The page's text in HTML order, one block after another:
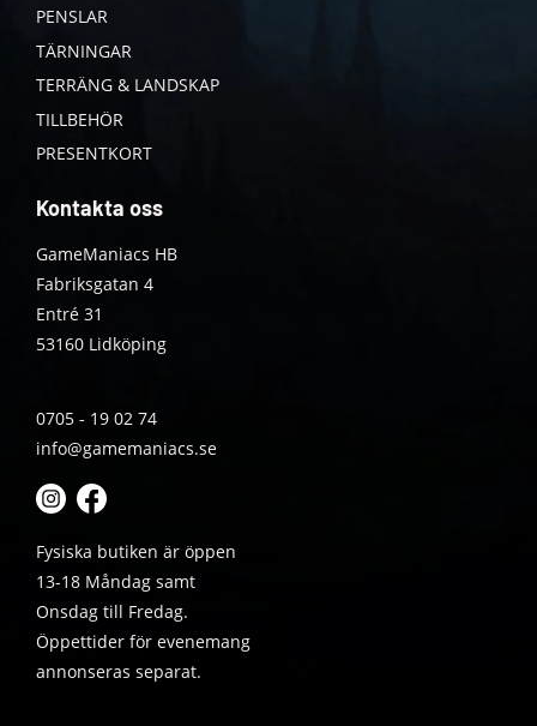
PENSLAR
TÄRNINGAR
TERRÄNG & LANDSKAP
TILLBEHÖR
PRESENTKORT
Kontakta oss
GameManiacs HB
Fabriksgatan 4
Entré 31
53160 Lidköping
0705 - 19 02 74
info@gamemaniacs.se
Fysiska butiken är öppen
13-18 Måndag samt
Onsdag till Fredag.
Öppettider för evenemang
annonseras separat.